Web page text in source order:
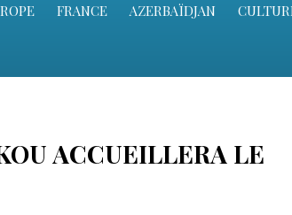
FRANCE AZERBAÏDJAN
ACCUEILLERA LE